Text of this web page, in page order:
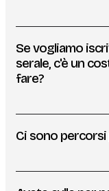
Se vogliamo
serale, c'è un
fare?
Ci sono